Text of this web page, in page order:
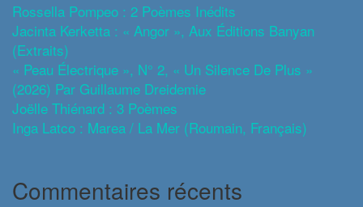
Rossella Pompeo : 2 Poèmes Inédits
Jacinta Kerketta : « Angor », Aux Éditions Banyan
(extraits)
« Peau Électrique », N° 2, « Un Silence De Plus »
(2026) Par Guillaume Dreidemie
Joëlle Thiénard : 3 Poèmes
Inga Latco : Marea / La Mer (roumain, Français)
Commentaires récents